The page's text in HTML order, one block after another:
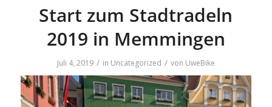
Start zum Stadtradeln
2019 in Memmingen
Juli 4, 2019 / in Uncategorized / von UweBike